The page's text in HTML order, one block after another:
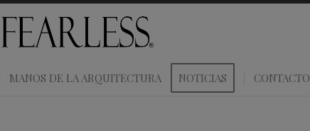
MANOS DE LA ARQUITECTURA NOTICIAS CONTACTO